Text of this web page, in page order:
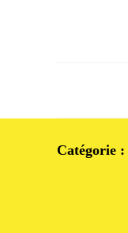
Catégorie :